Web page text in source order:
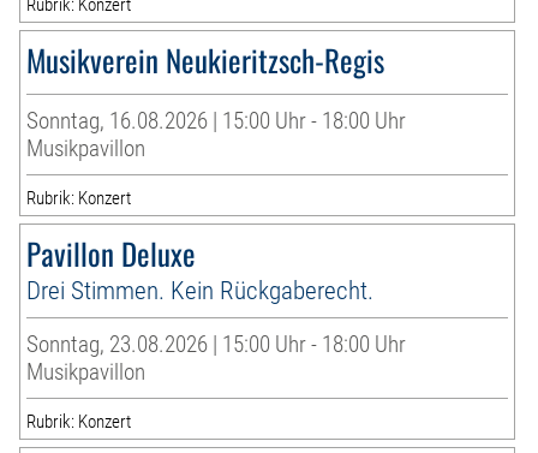
Rubrik: Konzert
Musikverein Neukieritzsch-Regis
Sonntag, 16.08.2026 | 15:00 Uhr - 18:00 Uhr
Musikpavillon
Rubrik: Konzert
Pavillon Deluxe
Drei Stimmen. Kein Rückgaberecht.
Sonntag, 23.08.2026 | 15:00 Uhr - 18:00 Uhr
Musikpavillon
Rubrik: Konzert